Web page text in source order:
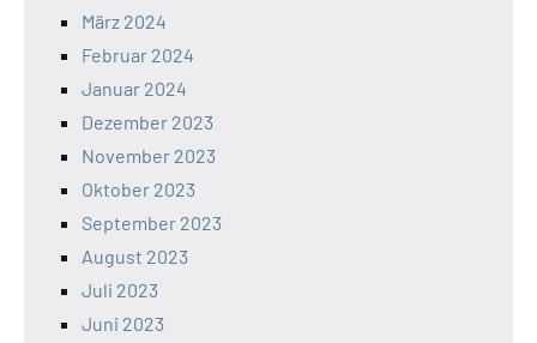
März 2024
Februar 2024
Januar 2024
Dezember 2023
November 2023
Oktober 2023
September 2023
August 2023
Juli 2023
Juni 2023